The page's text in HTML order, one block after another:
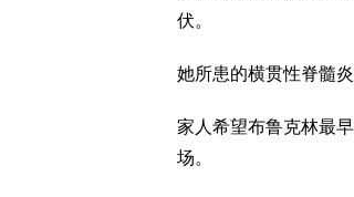
伏。
她所患的横贯性脊髓
家人希望布鲁克林最
场。